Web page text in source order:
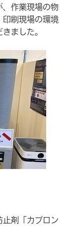
作業現場の物
印刷現場の環境
ました。
剤「カプロン